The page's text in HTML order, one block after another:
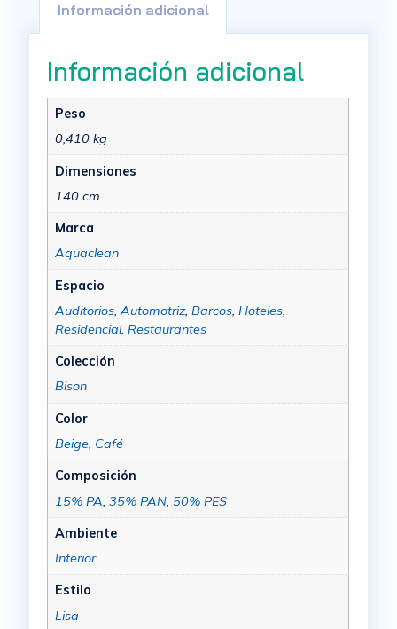
Información adicional
Información adicional
Peso
0,410 kg
Dimensiones
140 cm
Marca
Aquaclean
Espacio
Auditorios, Automotriz, Barcos, Hoteles,
Residencial, Restaurantes
Colección
Bison
Color
Beige, Café
Composición
15% PA 35% PAN, 50% PES
Ambiente
Interior
Estilo
Lisa